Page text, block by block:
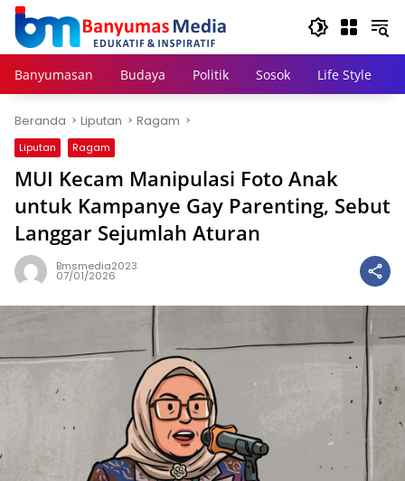
Langsung
konten
Banyumasan Budaya Politik Sosok Life Style
Beranda Liputan Ragam
Liputan Ragam
MUI Kecam Manipulasi Foto Anak
untuk Kampanye Gay Parenting, Sebut
Langgar Sejumlah Aturan
Bmsmedia2023
07/01/2026